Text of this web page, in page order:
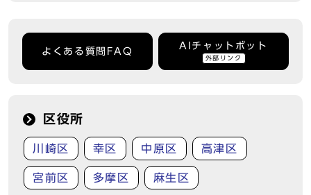
よくある質問FAQ
AIチャットボット
外部リンク
区役所
川崎区 幸区 中原区 高津区
宮前区 多摩区 麻生区